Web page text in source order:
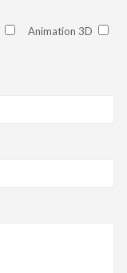
Animation 3D